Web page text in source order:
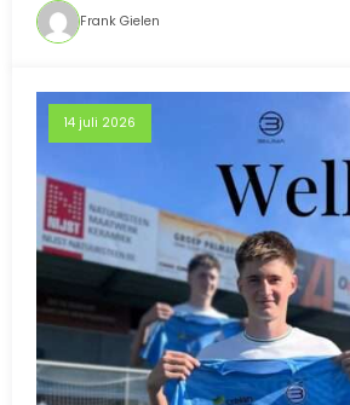
Frank Gielen
14 juli 2026